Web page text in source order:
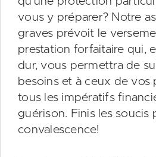
vous y préparer? Notre
graves prévoit le
prestation forfaitaire qui,
dur, vous permettra de
besoins et à ceux de vos
tous les impératifs
guérison. Finis les soucis
convalescence!